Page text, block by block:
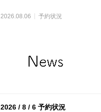
2026.08.06 予約状況
2026 / 8 / 6 予約状況